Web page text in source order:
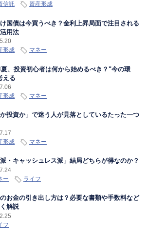
信託 資産形成
国債は今買うべき？金利上昇局面で注目される
用法
形成 マネー
夏、投資初心者は何から始めるべき？"今の環
える
形成 マネー
か投資か」で迷う人が見落としているたった一つ
形成 マネー
派・キャッシュレス派」結局どちらが得なのか？
ー ライフ
お金の引き出し方は？必要な書類や手数料など
解説
フ